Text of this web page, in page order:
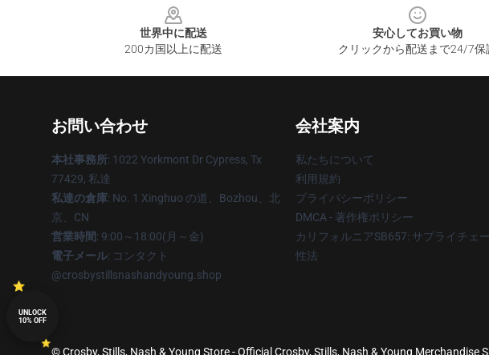
世界中に配送
200カ国以上に配送
安心してお買い物
クリックから配送まで24/7保
お問い合わせ
本社事務所: 1022 Yorkmont Dr Cypress, Tx
77429, 私達
私達の倉庫: No. 1 Xinghuo の道、Bozhou、北
京、CN
営業時間: 9:00～18:00(月～金)
電子メール: コンタクト
@crosbystillsnashandyoung.shop
会社案内
私たちについて
利用規約
プライバシーポリシー
DMCA - 著作権ポリシー
カリフォルニアSB657: サプライチェ
性法
© Crosby, Stills, Nash & Young Store - Official Crosby, Stills, Nash & Young Merchandise
UNLOCK
10% OFF